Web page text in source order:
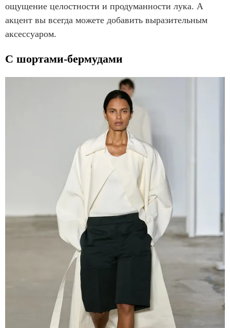
ощущение целостности и продуманности лука. А
акцент вы всегда можете добавить выразительным
аксессуаром.
С шортами-бермудами